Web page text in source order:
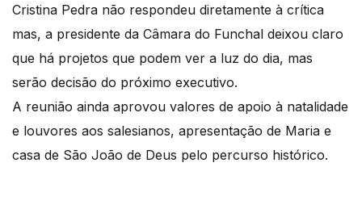
Cristina Pedra não respondeu diretamente à crítica
mas, a presidente da Câmara do Funchal deixou claro
que há projetos que podem ver a luz do dia, mas
serão decisão do próximo executivo.
A reunião ainda aprovou valores de apoio à natalidade
e louvores aos salesianos, apresentação de Maria e
casa de São João de Deus pelo percurso histórico.